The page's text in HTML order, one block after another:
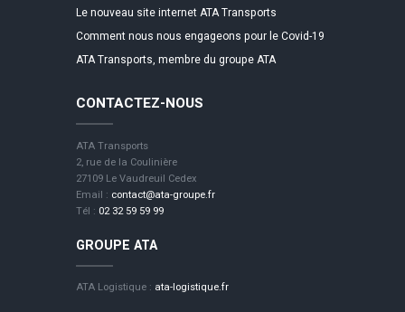
Le nouveau site internet ATA Transports
Comment nous nous engageons pour le Covid-19
ATA Transports, membre du groupe ATA
CONTACTEZ-NOUS
ATA Transports
2, rue de la Coulinière
27109 Le Vaudreuil Cedex
Email : contact@ata-groupe.fr
Tél : 02 32 59 59 99
GROUPE ATA
ATA Logistique : ata-logistique.fr